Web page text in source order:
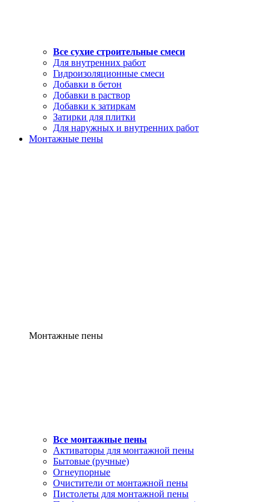
Все сухие строительные смеси
Для внутренних работ
Гидроизоляционные смеси
Добавки в бетон
Добавки в раствор
Добавки к затиркам
Затирки для плитки
Для наружных и внутренних работ
Монтажные пены
Монтажные пены
Все монтажные пены
Активаторы для монтажной пены
Бытовые (ручные)
Огнеупорные
Очистители от монтажной пены
Пистолеты для монтажной пены